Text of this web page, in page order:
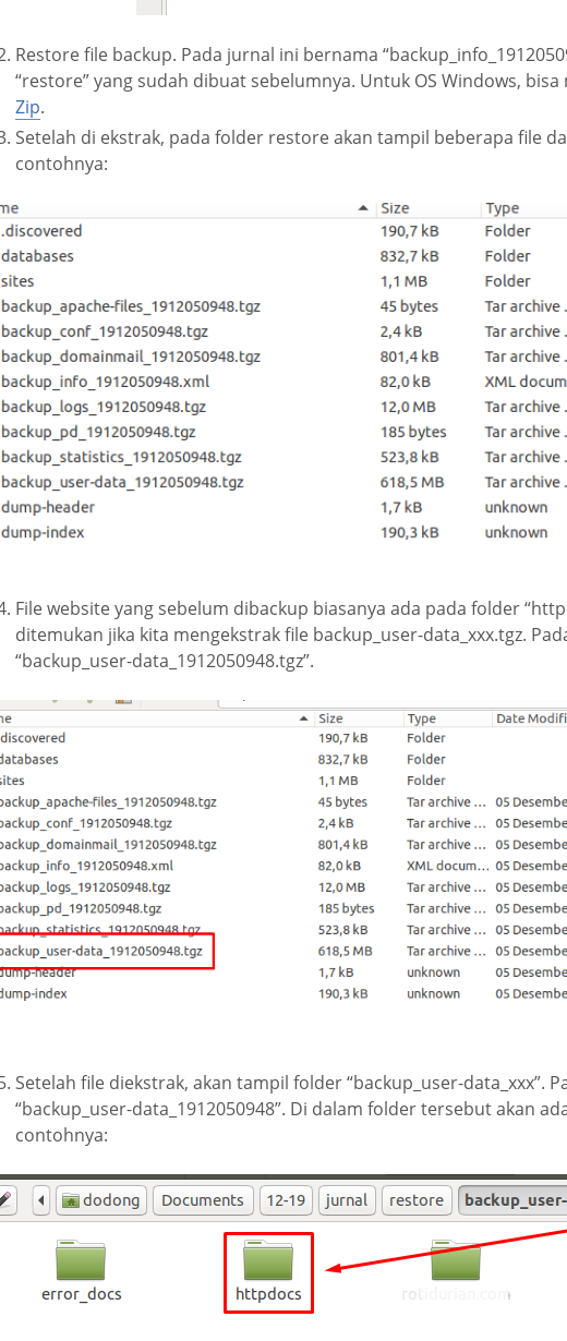
Restore file backup. Pada jurnal ini bernama
“restore” yang sudah dibuat sebelumnya. Untuk OS Windows,
Zip.
Setelah di ekstrak, pada folder restore akan tampil beberapa file
contohnya:
File website yang sebelum dibackup biasanya ada pada folder
ditemukan jika kita mengekstrak file backup_user-data_xxx.tgz.
“backup_user-data_1912050948.tgz”.
Setelah file diekstrak, akan tampil folder “backup_user-data_xxx”.
“backup_user-data_1912050948”. Di dalam folder tersebut akan
contohnya: